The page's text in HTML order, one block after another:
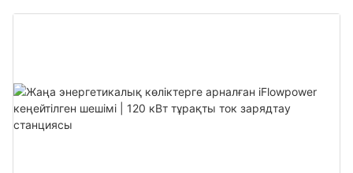
- iFlowpower